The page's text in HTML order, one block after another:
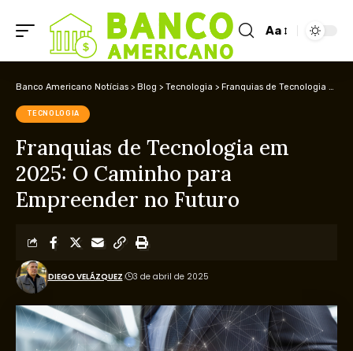
Aa
Banco Americano Notícias > Blog > Tecnologia > Franquias de Tecnologia em 2025: O Caminho para Empreender no Futuro
TECNOLOGIA
Franquias de Tecnologia em
2025: O Caminho para
Empreender no Futuro
DIEGO VELÁZQUEZ 3 de abril de 2025